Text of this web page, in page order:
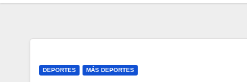
DEPORTES MÁS DEPORTES